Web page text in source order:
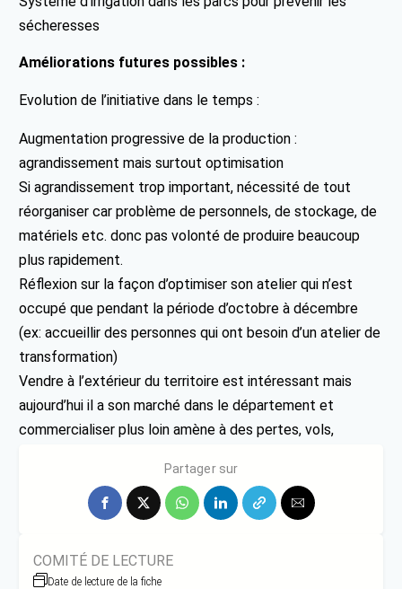
sécheresses
Améliorations futures possibles :
Evolution de l’initiative dans le temps :
Augmentation progressive de la production :
agrandissement mais surtout optimisation
Si agrandissement trop important, nécessité de tout
réorganiser car problème de personnels, de stockage, de
matériels etc. donc pas volonté de produire beaucoup
plus rapidement.
Réflexion sur la façon d’optimiser son atelier qui n’est
occupé que pendant la période d’octobre à décembre
(ex: accueillir des personnes qui ont besoin d’un atelier de
transformation)
Vendre à l’extérieur du territoire est intéressant mais
aujourd’hui il a son marché dans le département et
commercialiser plus loin amène à des pertes, vols,
Partager sur
COMITÉ DE LECTURE
Date de lecture de la fiche